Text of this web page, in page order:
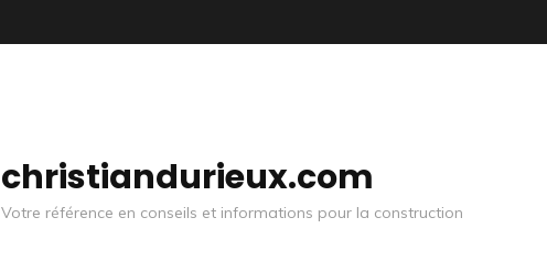
christiandurieux.com
Votre référence en conseils et informations pour la construction